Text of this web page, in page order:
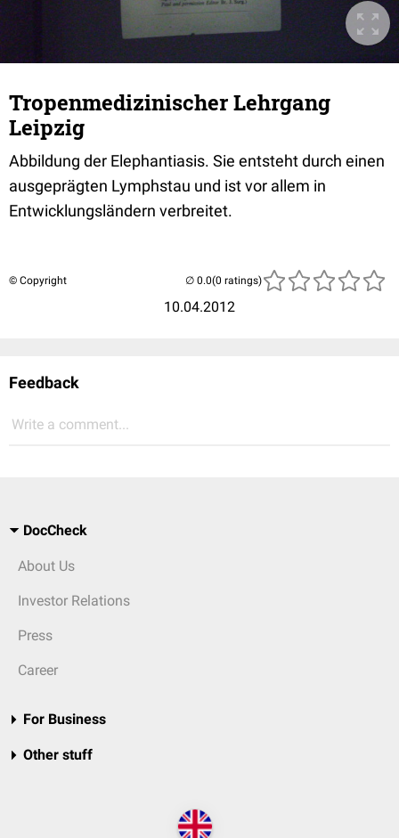
Tropenmedizinischer Lehrgang
Leipzig
Abbildung der Elephantiasis. Sie entsteht durch einen
ausgeprägten Lymphstau und ist vor allem in
Entwicklungsländern verbreitet.
© Copyright
10.04.2012
(0 ratings)
Feedback
Write a comment...
DocCheck
About Us
Investor Relations
Press
Career
For Business
Other stuff